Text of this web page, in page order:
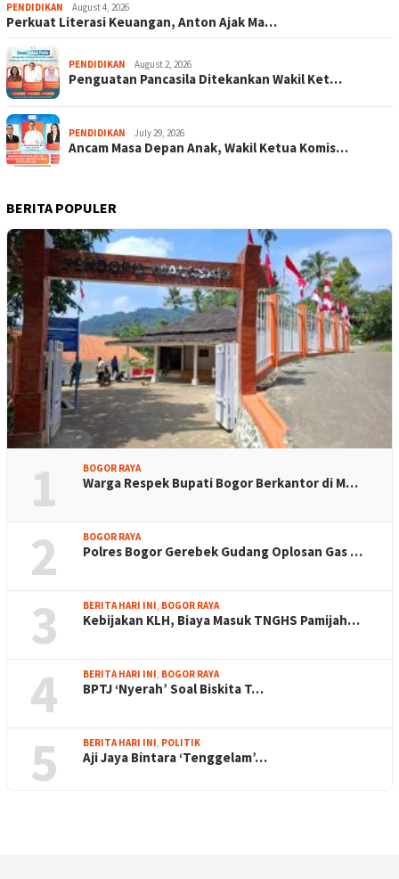
PENDIDIKAN August 4, 2026
Perkuat Literasi Keuangan, Anton Ajak Ma…
PENDIDIKAN August 2, 2026
Penguatan Pancasila Ditekankan Wakil Ket…
PENDIDIKAN July 29, 2026
Ancam Masa Depan Anak, Wakil Ketua Komis…
BERITA POPULER
1 BOGOR RAYA
Warga Respek Bupati Bogor Berkantor di M…
2 BOGOR RAYA
Polres Bogor Gerebek Gudang Oplosan Gas …
3 BERITA HARI INI, BOGOR RAYA
Kebijakan KLH, Biaya Masuk TNGHS Pamijah…
4 BERITA HARI INI, BOGOR RAYA
BPTJ ‘Nyerah’ Soal Biskita T…
5 BERITA HARI INI, POLITIK
Aji Jaya Bintara ‘Tenggelam’…